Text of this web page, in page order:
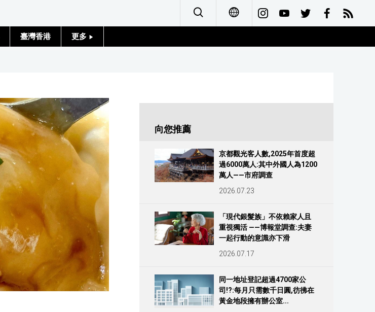
العربية
Русский
臺灣香港 更多
政治外交
社會
財經
文化
科學技術
生活
東京
向您推薦
京都觀光客人數,2025年首度超
過6000萬人:其中外國人為1200
萬人——市府調查
2026.07.23
「現代銀髮族」不依賴家人且
重視獨活 ——博報堂調查:夫妻
一起行動的意識亦下滑
2026.07.17
同一地址登記超過4700家公
司!?:每月只需數千日圓,彷彿在
黃金地段擁有辦公室...